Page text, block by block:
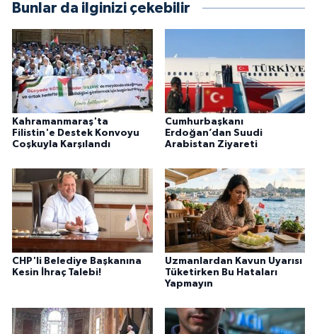
Bunlar da ilginizi çekebilir
Kahramanmaraş'ta
Filistin'e Destek Konvoyu
Coşkuyla Karşılandı
Cumhurbaşkanı
Erdoğan’dan Suudi
Arabistan Ziyareti
CHP'li Belediye Başkanına
Kesin İhraç Talebi!
Uzmanlardan Kavun Uyarısı
Tüketirken Bu Hataları
Yapmayın